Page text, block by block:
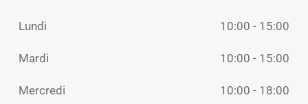
Lundi 10:00 - 15:00
Mardi 10:00 - 15:00
Mercredi 10:00 - 18:00